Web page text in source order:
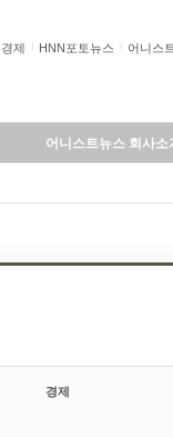
경제 HNN포토뉴스 어니스
어니스트뉴스 회사소
경제